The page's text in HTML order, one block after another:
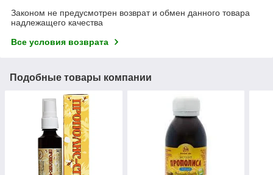
Законом не предусмотрен возврат и обмен данного товара
надлежащего качества
Все условия возврата
Подобные товары компании